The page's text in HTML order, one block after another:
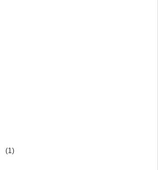
(1)